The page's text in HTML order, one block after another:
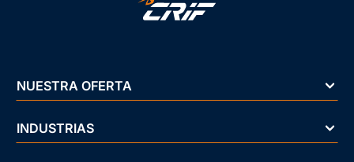
NUESTRA OFERTA
INDUSTRIAS